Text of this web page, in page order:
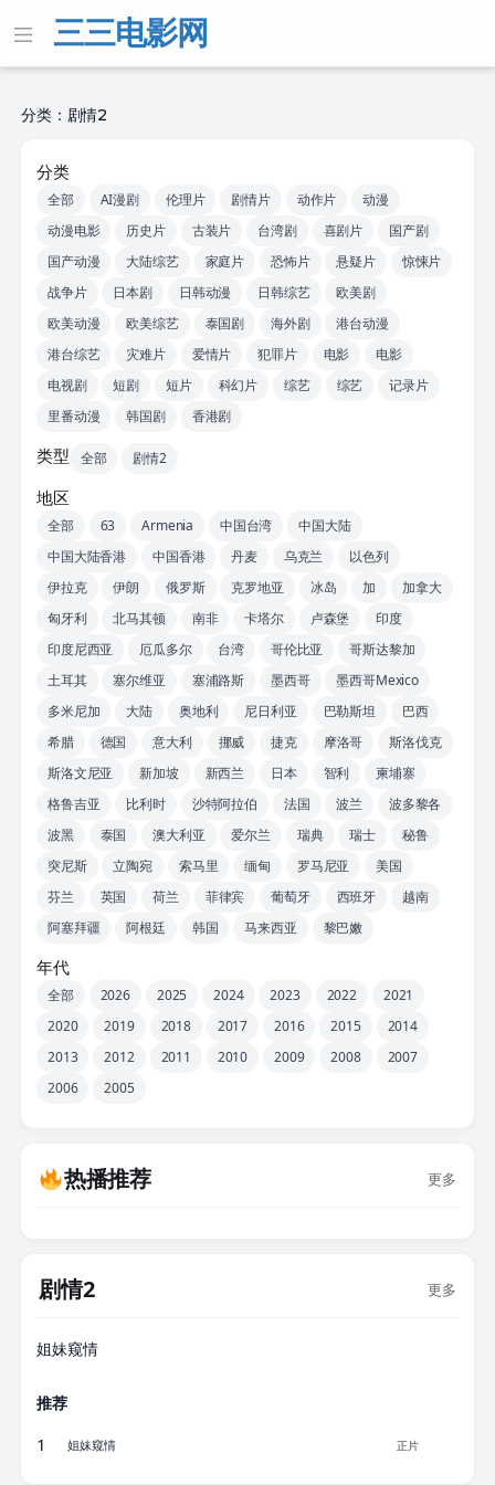
三三电影网
分类：剧情2
分类
全部 AI漫剧 伦理片 剧情片 动作片
动漫
动漫电影
历史片 古装片 台湾剧 喜剧片
国产剧
国产动漫
大陆综艺 家庭片 恐怖片 悬疑片
惊悚片
战争片
日本剧 日韩动漫 日韩综艺
欧美剧
欧美动漫
欧美综艺 泰国剧 海外剧
港台动漫
港台综艺
灾难片 爱情片 犯罪片 电影
电影
电视剧
短剧 短片 科幻片 综艺 综艺
记录片
里番动漫
韩国剧 香港剧
类型 全部 剧情2
地区
全部 63 Armenia 中国台湾
中国大陆
中国大陆香港
中国香港 丹麦 乌克兰
以色列
伊拉克
伊朗 俄罗斯 克罗地亚 冰岛 加
加拿大
匈牙利
北马其顿 南非 卡塔尔 卢森堡
印度
印度尼西亚
厄瓜多尔 台湾 哥伦比亚
哥斯达黎加
土耳其
塞尔维亚 塞浦路斯 墨西哥
墨西哥Mexico
多米尼加
大陆 奥地利 尼日利亚 巴勒斯坦
巴西
希腊
德国 意大利 挪威 捷克 摩洛哥
斯洛伐克
斯洛文尼亚
新加坡 新西兰 日本 智利
柬埔寨
格鲁吉亚
比利时 沙特阿拉伯 法国 波兰
波多黎各
波黑
泰国 澳大利亚 爱尔兰 瑞典 瑞士
秘鲁
突尼斯
立陶宛 索马里 缅甸 罗马尼亚
美国
芬兰
英国 荷兰 菲律宾 葡萄牙 西班牙
越南
阿塞拜疆
阿根廷 韩国 马来西亚 黎巴嫩
年代
全部 2026 2025 2024 2023 2022
2021
2020
2019 2018 2017 2016 2015
2014
2013
2012 2011 2010 2009 2008
2007
2006
2005
热播推荐 更多
剧情2 更多
姐妹窥情
推荐
1 姐妹窥情 正片